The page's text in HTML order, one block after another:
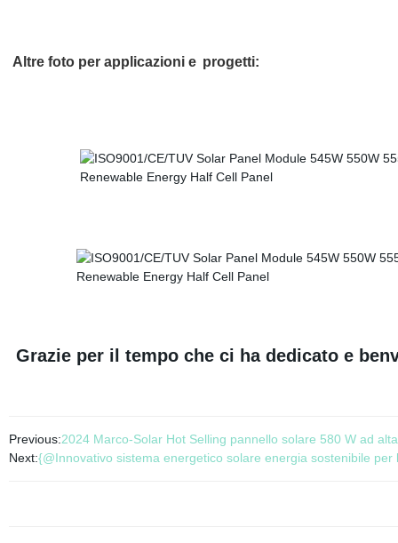
Altre foto perapplicazionie progetti:
Grazie per il tempo che ci ha dedicato e
Previous:2024 Marco-Solar Hot Selling pannello solare 580 W ad
Next:{@Innovativo sistema energetico solare energia sostenibile